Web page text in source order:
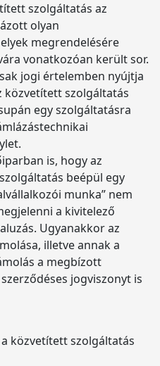
szolgáltatás az
olyan
megrendelésére
vonatkozóan került sor.
jogi értelemben nyújtja
közvetített szolgáltatás
egy szolgáltatásra
is, hogy az
beépül egy
munka” nem
a kivitelező
Ugyanakkor az
illetve annak a
a megbízott
jogviszonyt is
a közvetített szolgáltatás